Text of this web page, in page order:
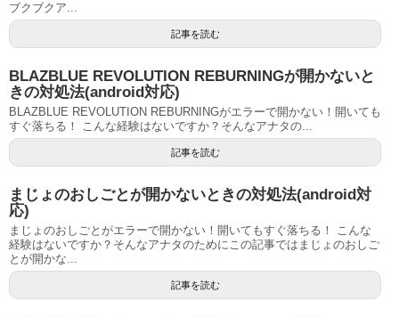
ブクブクア...
記事を読む
BLAZBLUE REVOLUTION REBURNINGが開かないと
きの対処法(android対応)
BLAZBLUE REVOLUTION REBURNINGがエラーで開かない！開いても
すぐ落ちる！ こんな経験はないですか？そんなアナタの...
記事を読む
まじょのおしごとが開かないときの対処法(android対
応)
まじょのおしごとがエラーで開かない！開いてもすぐ落ちる！ こんな
経験はないですか？そんなアナタのためにこの記事ではまじょのおしご
とが開かな...
記事を読む